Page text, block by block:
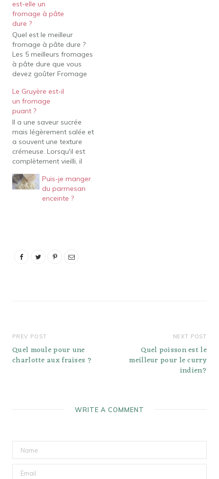
est-elle un
fromage à pâte
dure ?
Quel est le meilleur
fromage à pâte dure ?
Les 5 meilleurs fromages
à pâte dure que vous
devez goûter Fromage
Gruyère. Crédit : CC /
Alpage de la Gruyère.
Cave rebelle. Ce fromage
est super crémeux et
fabriqué à partir des
vaches les plus pures…
Le Gruyère est-il
un fromage
puant ?
Il a une saveur sucrée
mais légèrement salée et
a souvent une texture
crémeuse. Lorsqu'il est
complètement vieilli, il
fissures et une texture
légèrement granuleuse. Il
peut avoir une odeur
Puis-je manger
du parmesan
enceinte ?
PREV POST
Quel moule pour une
charlotte aux fraises ?
NEXT POST
Quel poisson est le
meilleur pour le curry
indien?
WRITE A COMMENT